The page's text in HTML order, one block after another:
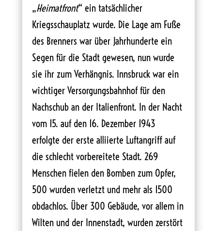
„Heimatfront“ ein tatsächlicher
Kriegsschauplatz wurde. Die Lage am Fuße
des Brenners war über Jahrhunderte ein
Segen für die Stadt gewesen, nun wurde
sie ihr zum Verhängnis. Innsbruck war ein
wichtiger Versorgungsbahnhof für den
Nachschub an der Italienfront. In der Nacht
vom 15. auf den 16. Dezember 1943
erfolgte der erste alliierte Luftangriff auf
die schlecht vorbereitete Stadt. 269
Menschen fielen den Bomben zum Opfer,
500 wurden verletzt und mehr als 1500
obdachlos. Über 300 Gebäude, vor allem in
Wilten und der Innenstadt, wurden zerstört